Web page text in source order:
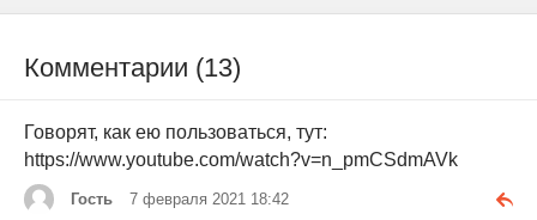
Комментарии (13)
Говорят, как ею пользоваться, тут:
https://www.youtube.com/watch?v=n_pmCSdmAVk
Гость 7 февраля 2021 18:42